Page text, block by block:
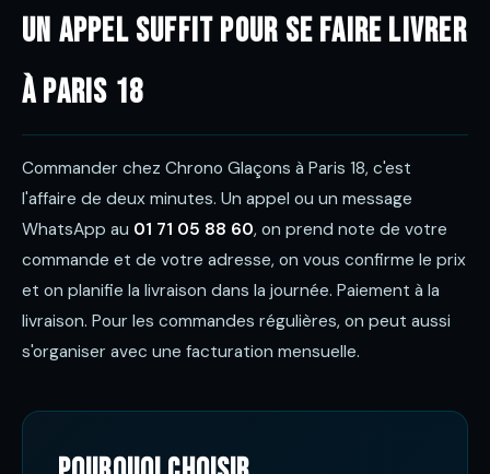
Un appel suffit pour se faire livrer
à Paris 18
Commander chez Chrono Glaçons à Paris 18, c'est
l'affaire de deux minutes. Un appel ou un message
WhatsApp au 01 71 05 88 60, on prend note de votre
commande et de votre adresse, on vous confirme le prix
et on planifie la livraison dans la journée. Paiement à la
livraison. Pour les commandes régulières, on peut aussi
s'organiser avec une facturation mensuelle.